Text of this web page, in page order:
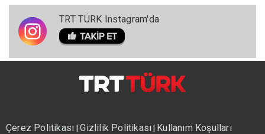
TRT TÜRK Instagram'da
Çerez Politikası|Gizlilik Politikası| Kullanım Koşulları